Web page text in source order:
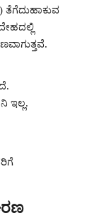
ತೆಗೆದುಹಾಕುವ
ಇಲ್ಲ.